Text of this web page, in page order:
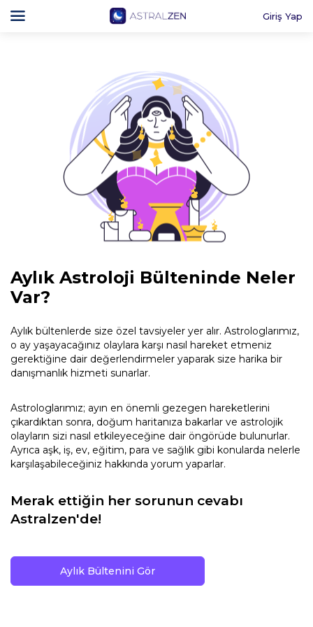
Giriş Yap
Aylık Astroloji Bülteninde Neler
Var?
Aylık bültenlerde size özel tavsiyeler yer alır. Astrologlarımız,
o ay yaşayacağınız olaylara karşı nasıl hareket etmeniz
gerektiğine dair değerlendirmeler yaparak size harika bir
danışmanlık hizmeti sunarlar.
Astrologlarımız; ayın en önemli gezegen hareketlerini
çıkardıktan sonra, doğum haritanıza bakarlar ve astrolojik
olayların sizi nasıl etkileyeceğine dair öngörüde bulunurlar.
Ayrıca aşk, iş, ev, eğitim, para ve sağlık gibi konularda nelerle
karşılaşabileceğiniz hakkında yorum yaparlar.
Merak ettiğin her sorunun cevabı
Astralzen'de!
Aylık Bültenini Gör